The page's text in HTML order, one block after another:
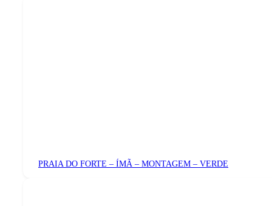
PRAIA DO FORTE – ÍMÃ – MONTAGEM – VERDE